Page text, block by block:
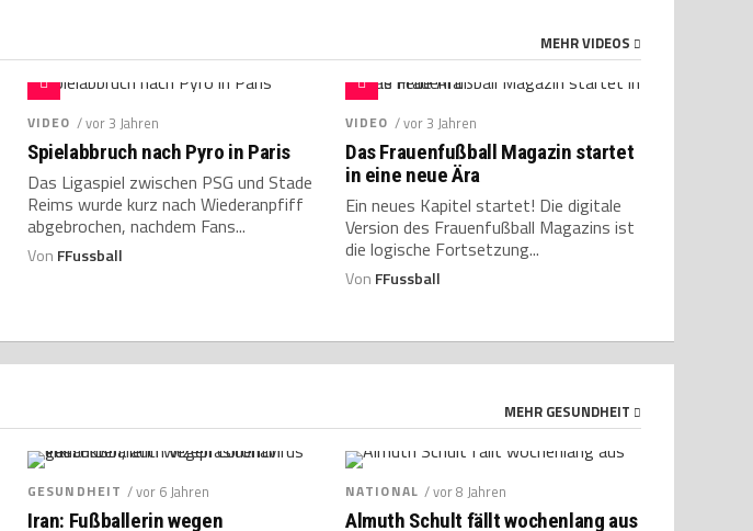
MEHR VIDEOS
VIDEO / vor 3 Jahren
Spielabbruch nach Pyro in Paris
Das Ligaspiel zwischen PSG und Stade
Reims wurde kurz nach Wiederanpfiff
abgebrochen, nachdem Fans...
Von FFussball
VIDEO / vor 3 Jahren
Das Frauenfußball Magazin startet
in eine neue Ära
Ein neues Kapitel startet! Die digitale
Version des Frauenfußball Magazins ist
die logische Fortsetzung...
Von FFussball
MEHR GESUNDHEIT
GESUNDHEIT / vor 6 Jahren
Iran: Fußballerin wegen
NATIONAL / vor 8 Jahren
Almuth Schult fällt wochenlang aus